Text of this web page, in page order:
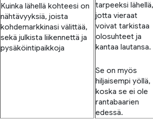
Kuinka lähellä kohteesi on
nähtävyyksiä, joista
kohdemarkkinasi välittää,
sekä julkista liikennettä ja
pysäköintipaikkoja
tarpeeksi lähellä,
jotta vieraat
voivat tarkistaa
olosuhteet ja
kantaa lautansa.
Se on myös
hiljaisempi yöllä,
koska se ei ole
rantabaarien
edessä.